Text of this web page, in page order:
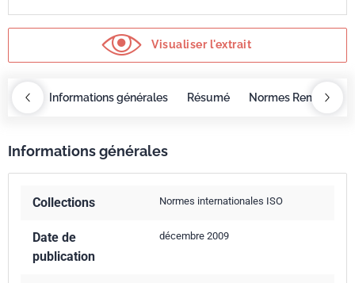
Visualiser l'extrait
Informations générales Résumé Normes
Informations générales
Collections Normes internationales ISO
Date de
publication
décembre 2009